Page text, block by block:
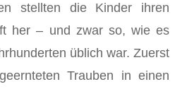
stellten die Kinder ihren
her – und zwar so, wie es
üblich war. Zuerst
Trauben in einen